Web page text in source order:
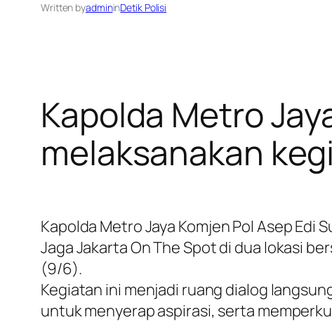
Written byadmininDetik Polisi
Kapolda Metro
melaksanakan
Kapolda Metro Jaya Komjen Pol Asep Edi
Jaga Jakarta On The Spot di dua lokasi
(9/6).
Kegiatan ini menjadi ruang dialog
untuk menyerap aspirasi, serta